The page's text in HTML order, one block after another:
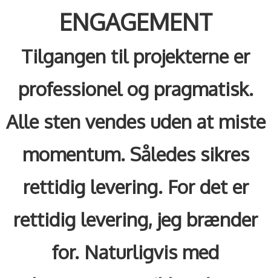
ENGAGEMENT
Tilgangen til projekterne er
professionel og pragmatisk.
Alle sten vendes uden at miste
momentum. Således sikres
rettidig levering. For det er
rettidig levering, jeg brænder
for. Naturligvis med